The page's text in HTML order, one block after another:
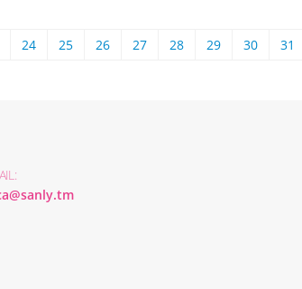
24 25 26 27 28 29 30 31